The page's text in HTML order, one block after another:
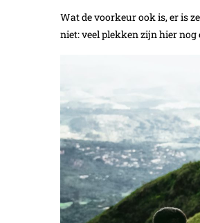
Wat de voorkeur ook is, er is
niet: veel plekken zijn hier